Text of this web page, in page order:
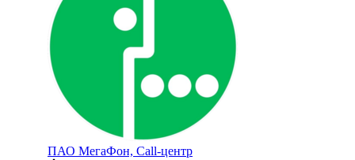
ПАО МегаФон, Call-центр